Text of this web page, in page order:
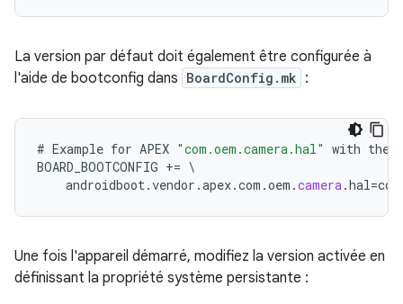
La version par défaut doit également être configurée à
l'aide de bootconfig dans BoardConfig.mk :
# Example for APEX "com.oem.camera.hal" with the
BOARD_BOOTCONFIG += \
androidboot.vendor .apex.com .oem .camera.hal=com
Une fois l'appareil démarré, modifiez la version activée en
définissant la propriété système persistante :